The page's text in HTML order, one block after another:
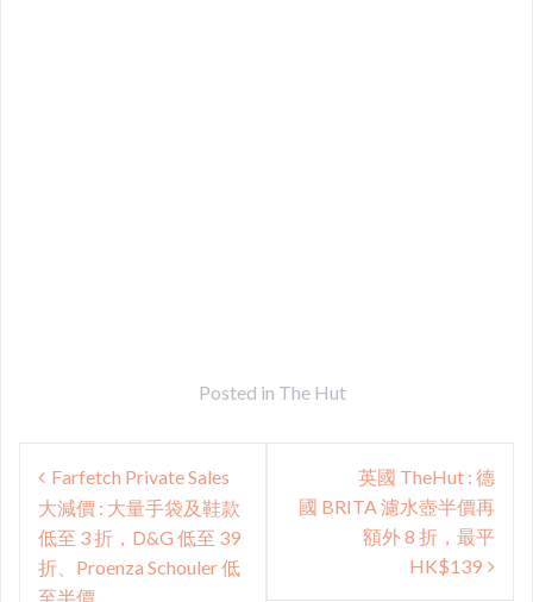
Posted in The Hut
Post
navigation
Farfetch Private Sales
大減價 : 大量手袋及鞋款
低至 3 折，D&G 低至 39
折、Proenza Schouler 低
至半價
英國 TheHut : 德
國 BRITA 濾水壺半價再
額外 8 折，最平
HK$139